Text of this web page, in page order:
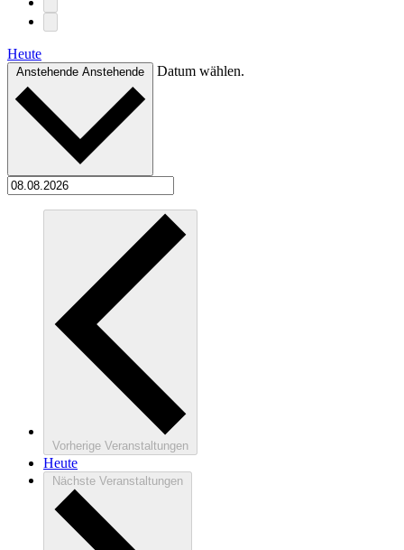
Heute
Anstehende Anstehende Datum wählen.
Vorherige Veranstaltungen
Heute
Nächste Veranstaltungen